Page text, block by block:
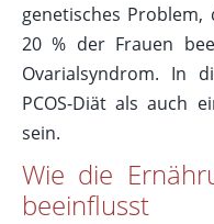
genetisches
20 % der Frauen
Ovarialsyndrom. In
PCOS-Diät als auch
sein.
Wie die
beeinflusst